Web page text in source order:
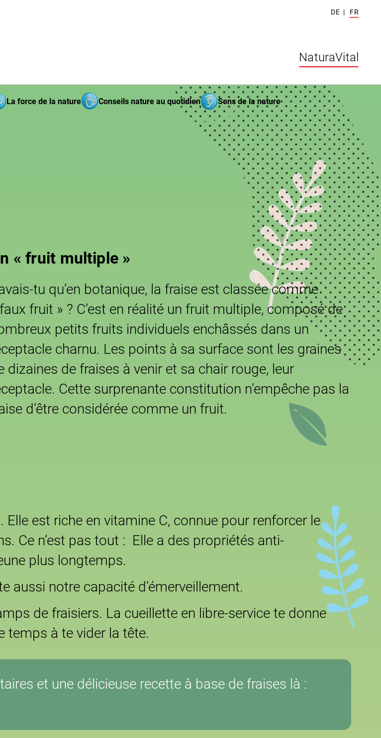
DE | FR
NaturaVital
La force de la nature Conseils nature au quotidien Sons de la nature
« fruit multiple »
tu qu’en botanique, la fraise est classée comme
fruit » ? C’est en réalité un fruit multiple, composé de
petits fruits individuels enchâssés dans un
charnu. Les points à sa surface sont les graines
dizaines de fraises à venir et sa chair rouge, leur
Cette surprenante constitution n’empêche pas la
d’être considérée comme un fruit.
Elle est riche en vitamine C, connue pour renforcer le
Ce n’est pas tout : Elle a des propriétés anti-
plus longtemps.
aussi notre capacité d’émerveillement.
de fraisiers. La cueillette en libre-service te donne
temps à te vider la tête.
et une délicieuse recette à base de fraises là :